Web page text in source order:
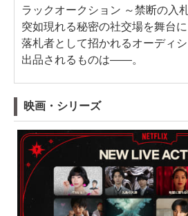
ラックオークション ～禁断の入
突如現れる秘密の社交場を舞台
落札者として招かれるオーディ
出品されるものは――。
映画・シリーズ